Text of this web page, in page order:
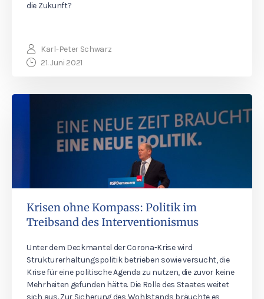
die Zukunft?
Karl-Peter Schwarz
21. Juni 2021
Krisen ohne Kompass: Politik im
Treibsand des Interventionismus
Unter dem Deckmantel der Corona-Krise wird
Strukturerhaltungspolitik betrieben sowie versucht, die
Krise für eine politische Agenda zu nutzen, die zuvor keine
Mehrheiten gefunden hätte. Die Rolle des Staates weitet
sich aus. Zur Sicherung des Wohlstands bräuchte es